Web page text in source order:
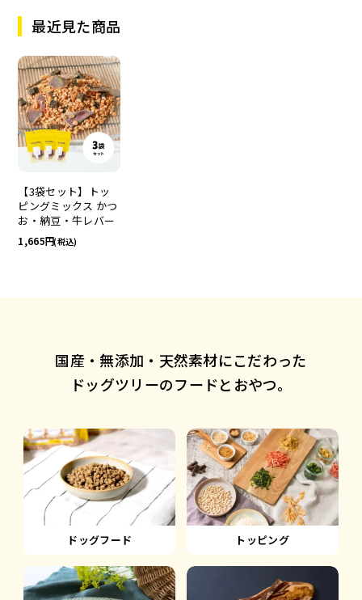
最近見た商品
【3袋セット】トッ
ピングミックス かつ
お・納豆・牛レバー
1,665 (税込)
国産・無添加・天然素材にこだわった
ドッグツリーのフードとおやつ。
ドッグフード トッピング